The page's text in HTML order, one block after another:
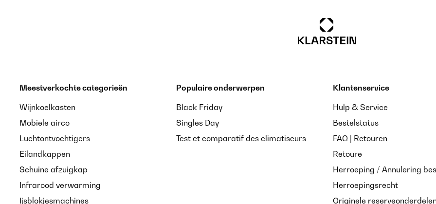
Perfekt, superschön und so schön weich.Ich bin begeistert. Werde noch welche in einer anderen Farbe bestellen. Und
Amazon-Benutzer
Perfekte Winterbettwäsche – kuschelig weich und wärmend! Ich bin absolut begeistert von der Sleepwise Winter-
man die hochwertige Qualität. Der Stoff fühlt sich unglaublich weich an und ist perfekt für kalte Nächte.Pro: Super weich
der Haut richtig gut an. Hält wunderbar warm – Perfekt für den Winter, da es die Wärme speichert, ohne dass man
Meestverkochte categorieën
Wijnkoelkasten
Mobiele airco
Luchtontvochtigers
Eilandkappen
Schuine afzuigkap
Infrarood verwarming
Ijsblokjesmachines
Populaire onderwerpen
Black Friday
Singles Day
Test et comparatif des climatiseurs
Klantenservice
Hulp & Service
Bestelstatus
FAQ | Retouren
Retoure
Herroeping / Annulering
Herroepingsrecht
Originele